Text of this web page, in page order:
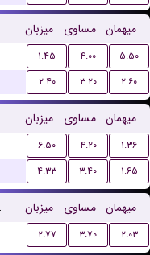
میزبان مساوی میهمان
۱.۴۵ ۴.۰۰
۵.۵۰
۲.۴۰ ۳.۲۰ ۲.۶۰
میزبان مساوی میهمان
۶.۵۰ ۴.۲۰
۱.۳۶
۴.۳۳ ۳.۴۰ ۱.۶۵
میزبان مساوی میهمان
۲.۷۷ ۳.۷۰ ۲.۰۳